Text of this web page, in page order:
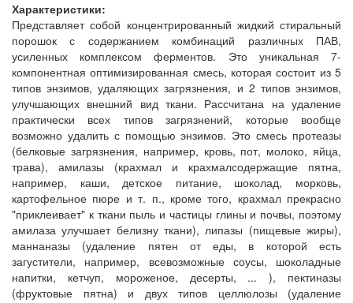
Характеристики:
Представляет собой концентрированный жидкий стиральный
порошок с содержанием комбинаций различных ПАВ,
усиленных комплексом ферментов. Это уникальная 7-
компонентная оптимизированная смесь, которая состоит из 5
типов энзимов, удаляющих загрязнения, и 2 типов энзимов,
улучшающих внешний вид ткани. Рассчитана на удаление
практически всех типов загрязнений, которые вообще
возможно удалить с помощью энзимов. Это смесь протеазы
(белковые загрязнения, например, кровь, пот, молоко, яйца,
трава), амилазы (крахмал и крахмалсодержащие пятна,
например, каши, детское питание, шоколад, морковь,
картофельное пюре и т. п., кроме того, крахмал прекрасно
"приклеивает" к ткани пыль и частицы глины и почвы, поэтому
амилаза улучшает белизну ткани), липазы (пищевые жиры),
маннаназы (удаление пятен от еды, в которой есть
загустители, например, всевозможные соусы, шоколадные
напитки, кетчуп, мороженое, десерты, ... ), пектиназы
(фруктовые пятна) и двух типов целлюлозы (удаление